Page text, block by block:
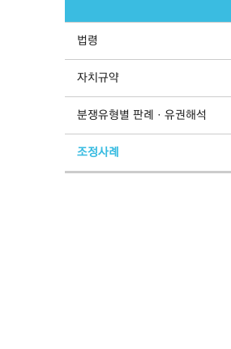
법령
자치규약
분쟁유형별 판례ㆍ유권해석
조정사례